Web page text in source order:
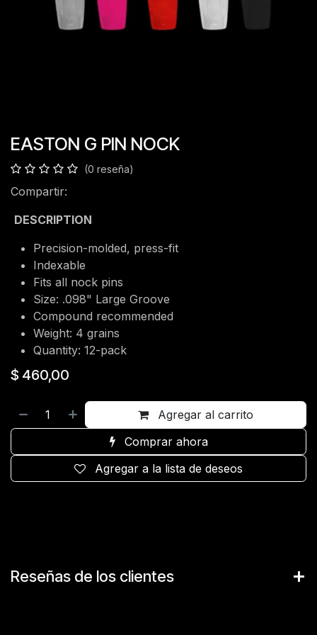
EASTON G PIN NOCK
(0 reseña)
Compartir:
DESCRIPTION
Precision-molded, press-fit
Indexable
Fits all nock pins
Size: .098" Large Groove
Compound recommended
Weight: 4 grains
Quantity: 12-pack
$ 460,00
Agregar al carrito
Comprar ahora
Agregar a la lista de deseos
Reseñas de los clientes